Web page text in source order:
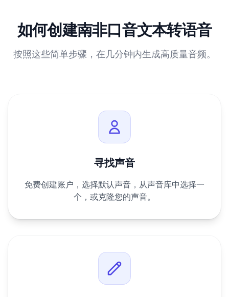
如何创建南非口音文本转语音
按照这些简单步骤，在几分钟内生成高质量音频。
寻找声音
免费创建账户，选择默认声音，从声音库中选择一
个，或克隆您的声音。